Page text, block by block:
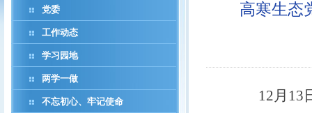
党委
工作动态
学习园地
两学一做
不忘初心、牢记使命
高寒生态
12月13日